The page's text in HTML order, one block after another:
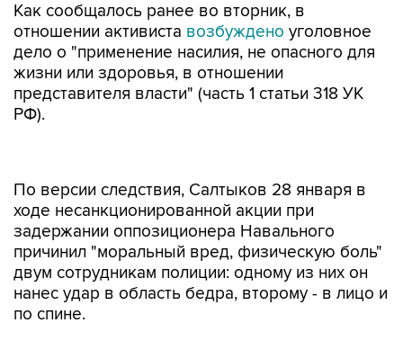
Как сообщалось ранее во вторник, в
отношении активиста возбуждено уголовное
дело о "применение насилия, не опасного для
жизни или здоровья, в отношении
представителя власти" (часть 1 статьи 318 УК
РФ).
По версии следствия, Салтыков 28 января в
ходе несанкционированной акции при
задержании оппозиционера Навального
причинил "моральный вред, физическую боль"
двум сотрудникам полиции: одному из них он
нанес удар в область бедра, второму - в лицо и
по спине.